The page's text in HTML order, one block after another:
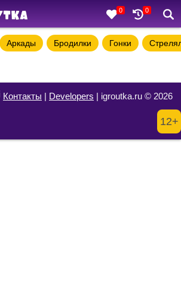
0 0
Аркады Бродилки Гонки
Контакты | Developers | igroutka.ru © 2026
12+